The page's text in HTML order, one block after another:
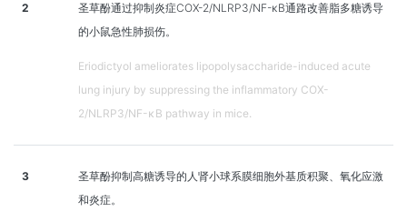
2
圣草酚通过抑制炎症COX-2/NLRP3/NF-κB通路改善脂多糖诱导
的小鼠急性肺损伤。
Eriodictyol ameliorates lipopolysaccharide-induced acute
lung injury by suppressing the inflammatory COX-
2/NLRP3/NF-κB pathway in mice.
3
圣草酚抑制高糖诱导的人肾小球系膜细胞外基质积聚、氧化应激
和炎症。